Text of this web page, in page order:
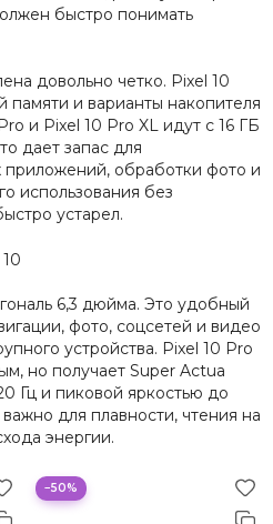
быстро понимать
довольно четко. Pixel 10
памяти и варианты накопителя
и Pixel 10 Pro XL идут с 16 ГБ
дает запас для
приложений, обработки фото и
использования без
устарел.
6,3 дюйма. Это удобный
фото, соцсетей и видео
устройства. Pixel 10 Pro
но получает Super Actua
Гц и пиковой яркостью до
для плавности, чтения на
энергии.
−50%